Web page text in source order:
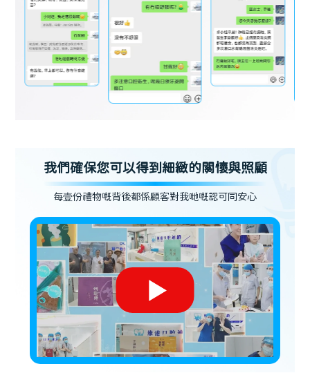
我們確保您可以得到細緻的關懷與照顧
每壹份禮物嘅背後都係顧客對我哋嘅認可同安心